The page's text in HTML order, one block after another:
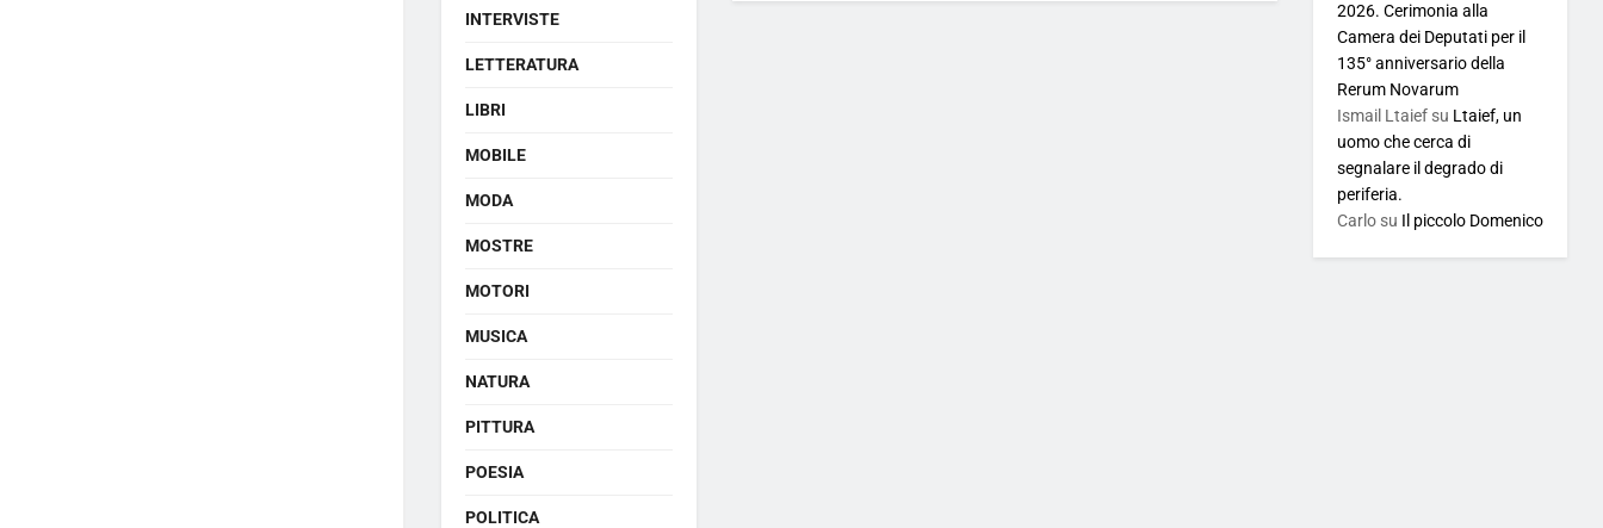
INTERVISTE
LETTERATURA
LIBRI
MOBILE
MODA
MOSTRE
MOTORI
MUSICA
NATURA
PITTURA
POESIA
POLITICA
2026. Cerimonia alla
Camera dei Deputati per il
135° anniversario della
Rerum Novarum
Ismail Ltaiefsu Ltaief, un
uomo che cerca di
segnalare il degrado di
periferia.
Carlosu Il piccolo Domenico